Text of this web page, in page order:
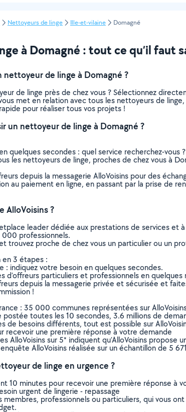
Nettoyeurs de linge Ille-et-vilaine Domagné
à Domagné : tout ce qu’il faut
de linge à Domagné ?
de linge près de chez vous ? Sélectionnez
met en relation avec tous les nettoyeurs de
pour réaliser tous vos projets !
un nettoyeur de linge à Domagné ?
quelques secondes : quel service recherchez-
les nettoyeurs de linge, proches de chez vous à
depuis la messagerie AlloVoisins pour des
au paiement en ligne, en passant par la prise de
AlloVoisins ?
leader dédiée aux prestations de services
professionnels.
trouvez proche de chez vous un particulier ou un
en 3 étapes :
: indiquez votre besoin en quelques secondes.
d’offreurs particuliers et professionnels en quelques
depuis la messagerie privée et sécurisée et
!
: 35 000 communes représentées sur
postée toutes les 10 secondes, 3.6 millions de
de besoins différents, tout est possible sur
recevoir une première réponse à votre demande
AlloVoisins sur 5* indiquent qu’AlloVoisins propose
AlloVoisins réalisée sur un échantillon de 5
de linge en urgence ?
10 minutes pour recevoir une première réponse
urgent de lingerie - repassage
membres, professionnels ou particuliers, qui vous